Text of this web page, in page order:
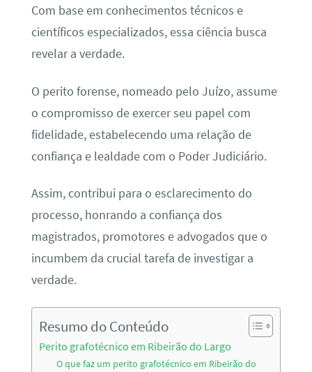
Com base em conhecimentos técnicos e
científicos especializados, essa ciência busca
revelar a verdade.
O perito forense, nomeado pelo Juízo, assume
o compromisso de exercer seu papel com
fidelidade, estabelecendo uma relação de
confiança e lealdade com o Poder Judiciário.
Assim, contribui para o esclarecimento do
processo, honrando a confiança dos
magistrados, promotores e advogados que o
incumbem da crucial tarefa de investigar a
verdade.
Resumo do Conteúdo
Perito grafotécnico em Ribeirão do Largo
O que faz um perito grafotécnico em Ribeirão do